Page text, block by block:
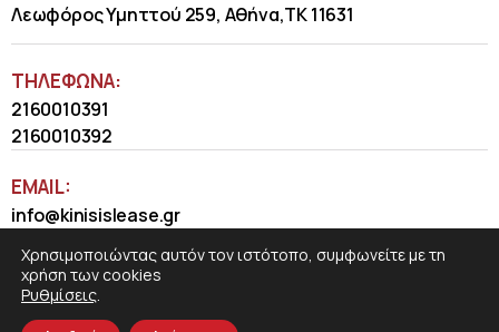
Λεωφόρος Υμηττού 259, Αθήνα,ΤΚ 11631
ΤΗΛΈΦΩΝΑ:
2160010391
2160010392
EMAIL:
info@kinisislease.gr
Χρησιμοποιώντας αυτόν τον ιστότοπο, συμφωνείτε με τη
χρήση των cookies
Ρυθμίσεις.